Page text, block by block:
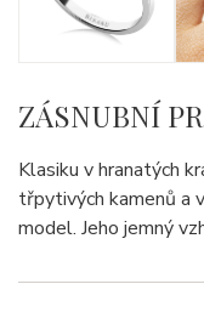
ZÁSNUBNÍ
Klasiku v hranatých
třpytivých kamenů a
model. Jeho jemný